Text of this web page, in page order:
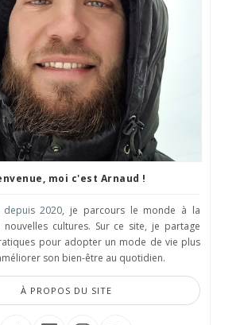
moi c'est Arnaud !
2020, je parcours le monde à la
cultures. Sur ce site, je partage
pour adopter un mode de vie plus
son bien-être au quotidien.
À PROPOS DU SITE